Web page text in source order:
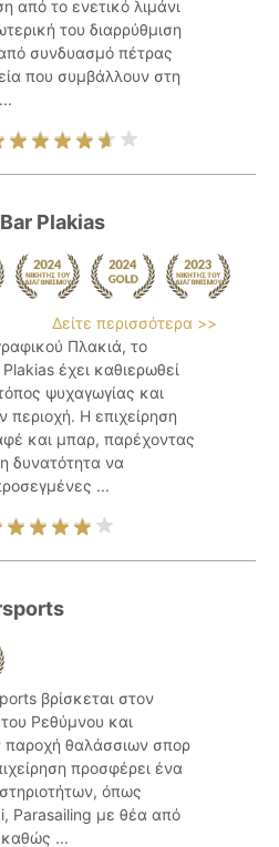
από το ενετικό λιμάνι
του διαρρύθμιση
συνδυασμό πέτρας
που συμβάλλουν στη
Plakias
Δείτε περισσότερα >>
Πλακιά, το
έχει καθιερωθεί
ψυχαγωγίας και
περιοχή. Η επιχείρηση
και μπαρ, παρέχοντας
δυνατότητα να
...
βρίσκεται στον
Ρεθύμνου και
παροχή θαλάσσιων σπορ
προσφέρει ένα
όπως
Parasailing με θέα από
...